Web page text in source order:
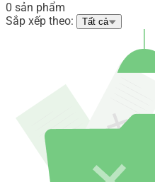
0 sản phẩm
Sắp xếp theo:
Tất cả